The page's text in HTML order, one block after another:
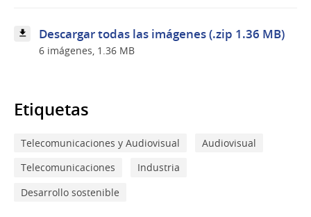
Descargar todas las imágenes (.zip 1.36 MB)
6 imágenes, 1.36 MB
Etiquetas
Telecomunicaciones y Audiovisual
Audiovisual
Telecomunicaciones
Industria
Desarrollo sostenible